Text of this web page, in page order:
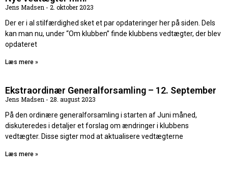
Jens Madsen
2. oktober 2023
Der er i al stilfærdighed sket et par opdateringer her på siden. Dels
kan man nu, under “Om klubben” finde klubbens vedtægter, der blev
opdateret
Læs mere »
Ekstraordinær Generalforsamling – 12. September
Jens Madsen
28. august 2023
På den ordinære generalforsamling i starten af Juni måned,
diskuteredes i detaljer et forslag om ændringer i klubbens
vedtægter. Disse sigter mod at aktualisere vedtægterne
Læs mere »